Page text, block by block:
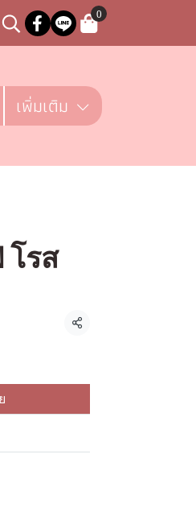
0
เพิ่มเติม
รส
แชร์